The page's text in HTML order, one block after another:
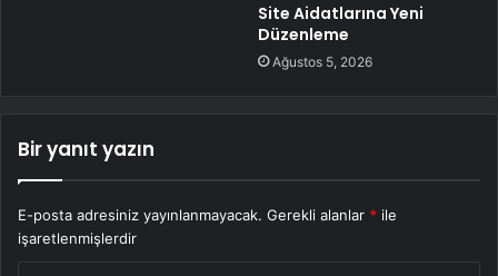
Site Aidatlarına Yeni
Düzenleme
Ağustos 5, 2026
Bir yanıt yazın
E-posta adresiniz yayınlanmayacak. Gerekli alanlar * ile
işaretlenmişlerdir